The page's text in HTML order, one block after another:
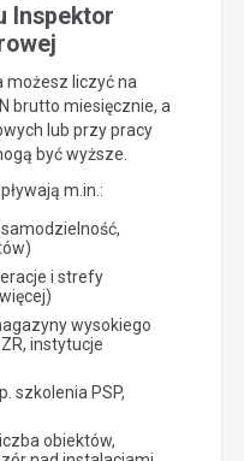
Inspektor
możesz liczyć na
brutto miesięcznie, a
lub przy pracy
być wyższe.
m.in.:
i strefy
wysokiego
instytucje
szkolenia PSP,
obiektów,